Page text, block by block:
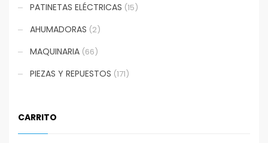
PATINETAS ELÉCTRICAS (15)
AHUMADORAS (2)
MAQUINARIA (66)
PIEZAS Y REPUESTOS (171)
CARRITO